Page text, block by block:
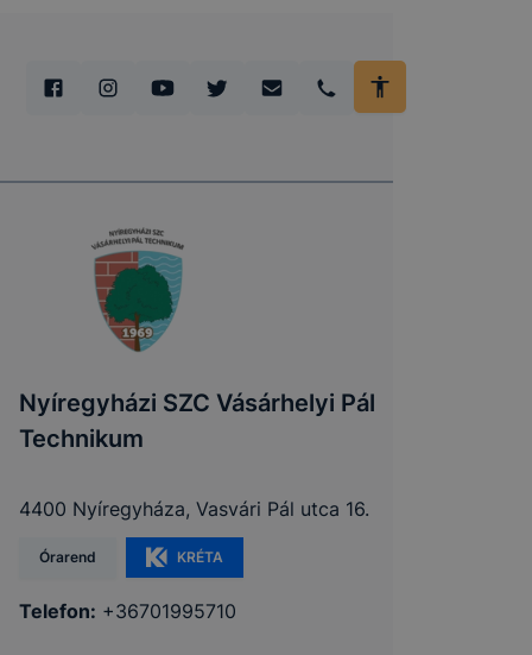
Nyíregyházi SZC Vásárhelyi Pál
Technikum
4400 Nyíregyháza, Vasvári Pál utca 16.
Órarend KRÉTA
Telefon: +36701995710